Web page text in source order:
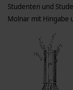
Studenten und
Molnar mit Hingabe